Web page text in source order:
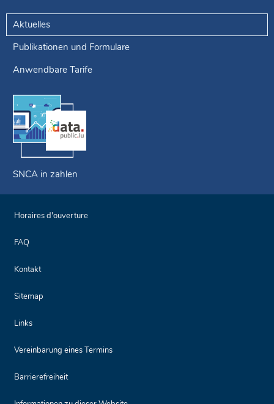
Aktuelles
Publikationen und Formulare
Anwendbare Tarife
SNCA in zahlen
Horaires d'ouverture
FAQ
Kontakt
Sitemap
Links
Vereinbarung eines Termins
Barrierefreiheit